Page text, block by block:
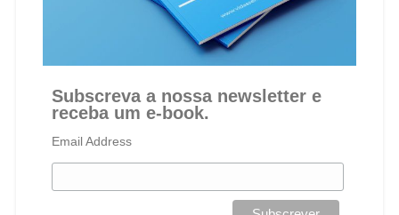
Subscreva a nossa newsletter e
receba um e-book.
Email Address